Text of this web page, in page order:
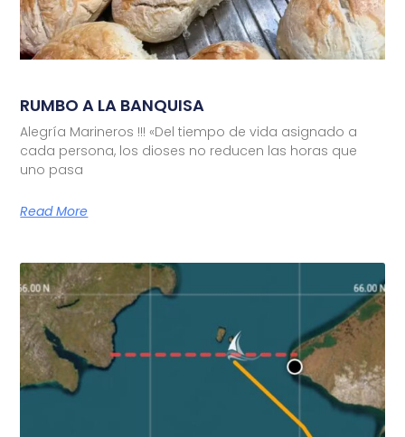
RUMBO A LA BANQUISA
Alegría Marineros !!! «Del tiempo de vida asignado a
cada persona, los dioses no reducen las horas que
uno pasa
Read More